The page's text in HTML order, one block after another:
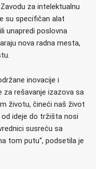
za intelektualnu
su specifičan alat
unapredi poslovna
nova radna mesta,
inovacije i
rešavanje izazova sa
životu, čineći naš život
od ideje do tržišta nosi
susreću sa
tom putu“, podsetila je